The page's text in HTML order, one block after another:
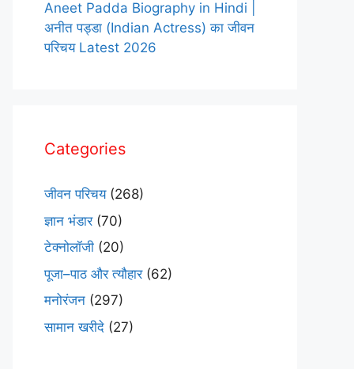
Aneet Padda Biography in Hindi |
अनीत पड्डा (Indian Actress) का जीवन
परिचय Latest 2026
Categories
जीवन परिचय(268)
ज्ञान भंडार(70)
टेक्नोलॉजी (20)
पूजा–पाठ और त्यौहार(62)
मनोरंजन (297)
सामान खरीदे (27)